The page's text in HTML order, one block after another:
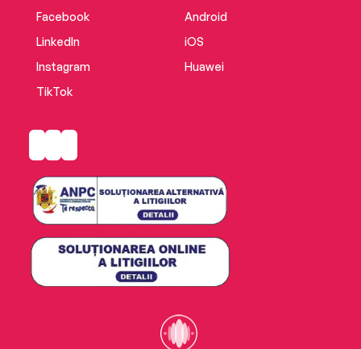
Facebook
LinkedIn
Instagram
TikTok
Android
iOS
Huawei